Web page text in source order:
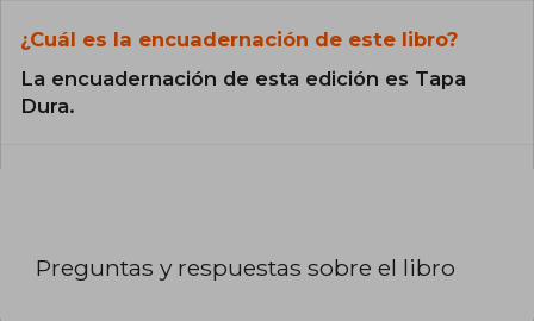
¿Cuál es la encuadernación de este libro?
La encuadernación de esta edición es Tapa
Dura.
Preguntas y respuestas sobre el libro